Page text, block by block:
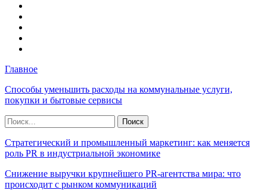
Главное
Способы уменьшить расходы на коммунальные услуги,
покупки и бытовые сервисы
Стратегический и промышленный маркетинг: как меняется
роль PR в индустриальной экономике
Снижение выручки крупнейшего PR-агентства мира: что
происходит с рынком коммуникаций